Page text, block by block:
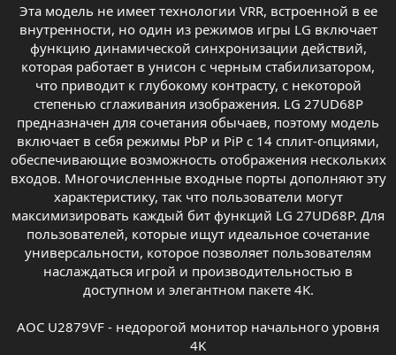
Эта модель не имеет технологии VRR, встроенной в ее
внутренности, но один из режимов игры LG включает
функцию динамической синхронизации действий,
которая работает в унисон с черным стабилизатором,
что приводит к глубокому контрасту, с некоторой
степенью сглаживания изображения. LG 27UD68P
предназначен для сочетания обычаев, поэтому модель
включает в себя режимы PbP и PiP с 14 сплит-опциями,
обеспечивающие возможность отображения нескольких
входов. Многочисленные входные порты дополняют эту
характеристику, так что пользователи могут
максимизировать каждый бит функций LG 27UD68P. Для
пользователей, которые ищут идеальное сочетание
универсальности, которое позволяет пользователям
наслаждаться игрой и производительностью в
доступном и элегантном пакете 4K.
AOC U2879VF - недорогой монитор начального уровня
4K